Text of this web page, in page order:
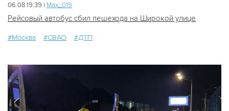
06.08 19:39 | Мах_019
Рейсовый автобус сбил пешехода на Широкой улице
#Москва #СВАО #ДТП